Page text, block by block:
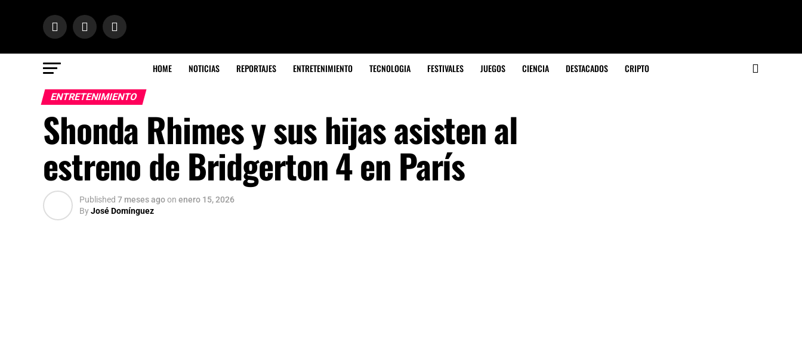
HOME NOTICIAS REPORTAJES ENTRETENIMIENTO TECNOLOGIA FESTIVALES JUEGOS CIENCIA DESTACADOS CRIPTO
ENTRETENIMIENTO
Shonda Rhimes y sus hijas asisten al
estreno de Bridgerton 4 en París
Published 7 meses agoon enero 15, 2026
ByJosé Domínguez